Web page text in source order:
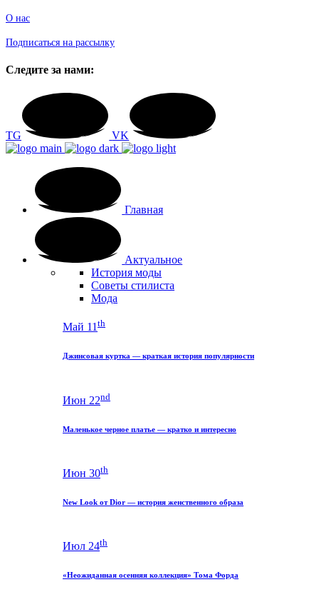
О нас
Подписаться на рассылку
Следите за нами:
TG VK
Главная
Актуальное
История моды
Советы стилиста
Мода
Май 11th
Джинсовая куртка — краткая история популярности
Июн 22nd
Маленькое черное платье — кратко и интересно
Июн 30th
New Look от Dior — история женственного образа
Июл 24th
«Неожиданная осенняя коллекция» Тома Форда